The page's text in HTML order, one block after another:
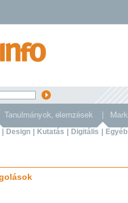
Design Kutatás Digitális Egyéb